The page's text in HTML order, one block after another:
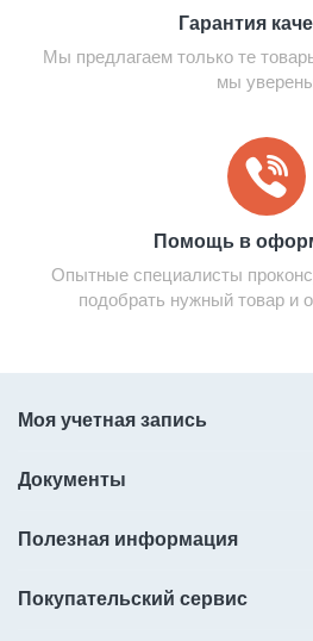
Гарантия
Мы предлагаем только те
мы
Помощь в
Опытные специалисты
подобрать нужный товар и
Моя учетная запись
Документы
Полезная информация
Покупательский сервис